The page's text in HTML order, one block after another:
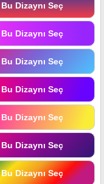
Bu Dizaynı Seç
Bu Dizaynı Seç
Bu Dizaynı Seç
Bu Dizaynı Seç
Bu Dizaynı Seç
Bu Dizaynı Seç
Bu Dizaynı Seç